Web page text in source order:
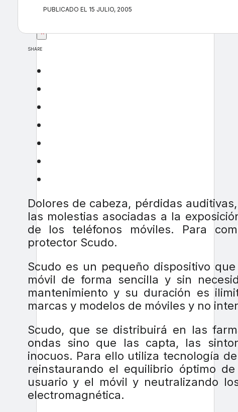
×
PUBLICADO EL 15 JULIO, 2005
SHARE
Dolores de cabeza, pérdidas
las molestias asociadas a la
de los teléfonos móviles. Para
protector Scudo.
Scudo es un pequeño dispositivo
móvil de forma sencilla y sin
mantenimiento y su duración es
marcas y modelos de móviles y no
Scudo, que se distribuirá en las
ondas sino que las capta, las
inocuos. Para ello utiliza tecnología
reinstaurando el equilibrio óptimo
usuario y el móvil y neutralizando
electromagnética.